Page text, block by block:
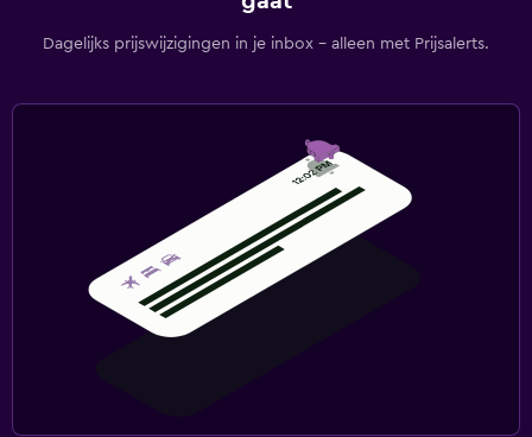
Dagelijks prijswijzigingen in je inbox - alleen met Prijsalerts.